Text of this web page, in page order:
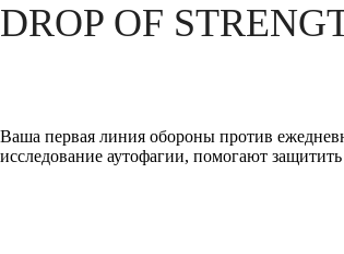
DROP OF
Ваша первая линия обороны против
исследование аутофагии, помогают